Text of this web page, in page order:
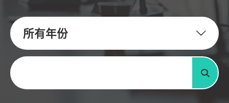
所有年份
關鍵字
搜尋